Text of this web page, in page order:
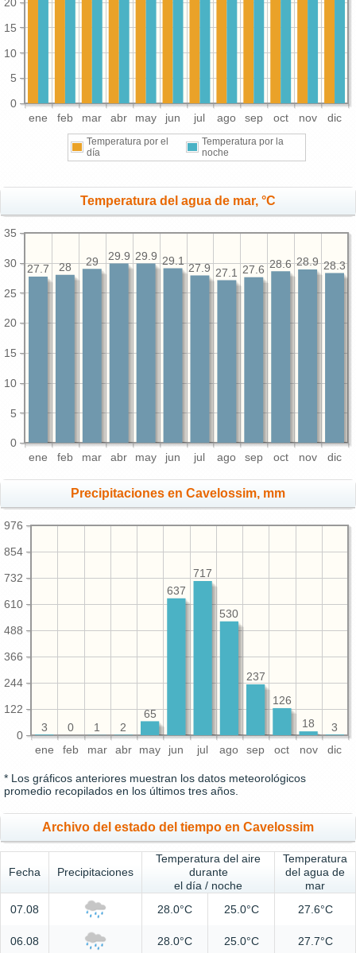
ene feb mar abr may jun jul ago sep oct nov dic
0
5
10
15
Temperatura por el
día
Temperatura por la
noche
Temperatura del agua de mar, °C
ene feb mar abr may jun jul ago sep oct nov dic
0
5
10
15
20
25
30
35
28.3
28.9
28.6
27.6
27.1
27.9
29.1
29.9
29.9
29
28
27.7
Precipitaciones en Cavelossim, mm
ene feb mar abr may jun jul ago sep oct nov dic
0
122
244
366
488
610
732
854
976
3
18
126
237
530
717
637
65
2
1
0
3
* Los gráficos anteriores muestran los datos meteorológicos
promedio recopilados en los últimos tres años.
Archivo del estado del tiempo en Cavelossim
Fecha Precipitaciones
Temperatura del aire
durante
el día / noche
Temperatura
del agua de
mar
07.08
28.0°C 25.0°C 27.6°C
06.08 28.0°C 25.0°C 27.7°C